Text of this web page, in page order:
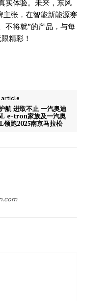
实体验。未来，东风
主张，在智能新能源赛
不将就”的产品，与每
精彩！
article
航 进取不止 一汽奥迪
e-tron家族及一汽奥
领跑2025南京马拉松